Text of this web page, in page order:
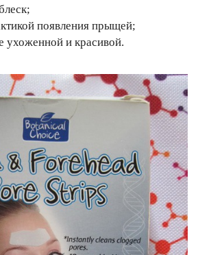
появления прыщей;
ухоженной и красивой.